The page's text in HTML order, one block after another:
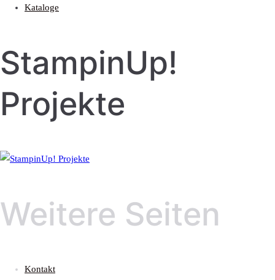
Kataloge
StampinUp!
Projekte
Weitere Seiten
Kontakt